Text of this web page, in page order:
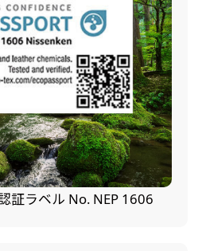
証ラベル No. NEP 1606